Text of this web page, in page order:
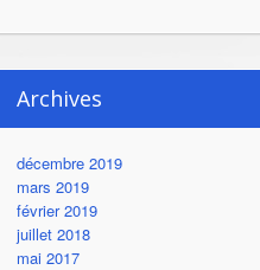
Archives
décembre 2019
mars 2019
février 2019
juillet 2018
mai 2017